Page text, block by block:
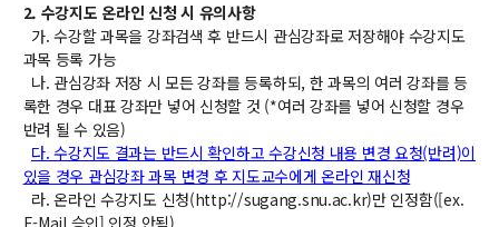
학부
교과과정
교과목이수규정
대학원
교과과정
교과목이수규정
연합전공 인공지능 반도체공학
2. 수강지도 온라인 신청 시 유의사항
가. 수강할 과목을 강좌검색 후 반드시 관심강좌로 저장해야 수강지도
과목 등록 가능
나. 관심강좌 저장 시 모든 강좌를 등록하되, 한 과목의 여러 강좌를 등
록한 경우 대표 강좌만 넣어 신청할 것 (*여러 강좌를 넣어 신청할 경우
반려 될 수 있음)
다. 수강지도 결과는 반드시 확인하고 수강신청 내용 변경 요청(반려)이
있을 경우 관심강좌 과목 변경 후 지도교수에게 온라인 재신청
라. 온라인 수강지도 신청(http://sugang.snu.ac.kr)만 인정함([ex.
E-Mail 승인] 인정 안됨)